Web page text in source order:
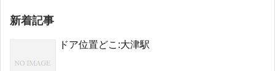
新着記事
ドア位置どこ:大津駅